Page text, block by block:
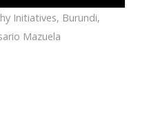
Initiatives, Burundi,
Mazuela